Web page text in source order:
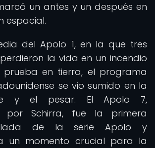
un antes y un después en
espacial.
del Apolo 1, en la que tres
la vida en un incendio
en tierra, el programa
se vio sumido en la
y el pesar. El Apolo 7,
por Schirra, fue la primera
de la serie Apolo y
un momento crucial para la